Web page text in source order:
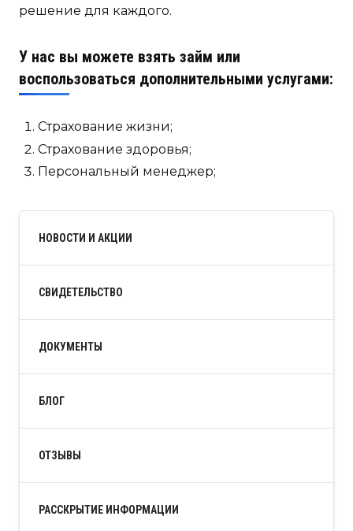
решение для каждого.
У нас вы можете взять займ или
воспользоваться дополнительными услугами:
Страхование жизни;
Страхование здоровья;
Персональный менеджер;
НОВОСТИ И АКЦИИ
СВИДЕТЕЛЬСТВО
ДОКУМЕНТЫ
БЛОГ
ОТЗЫВЫ
РАССКРЫТИЕ ИНФОРМАЦИИ